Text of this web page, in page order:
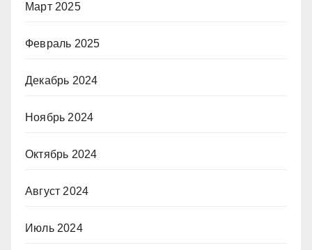
Март 2025
Февраль 2025
Декабрь 2024
Ноябрь 2024
Октябрь 2024
Август 2024
Июль 2024